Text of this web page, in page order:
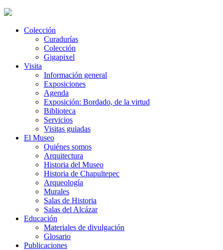
Colección
Curadurías
Colección
Gigapixel
Visita
Información general
Exposiciones
Agenda
Exposición: Bordado, de la virtud
Biblioteca
Servicios
Visitas guiadas
El Museo
Quiénes somos
Arquitectura
Historia del Museo
Historia de Chapultepec
Arqueología
Murales
Salas de Historia
Salas del Alcázar
Educación
Materiales de divulgación
Glosario
Publicaciones